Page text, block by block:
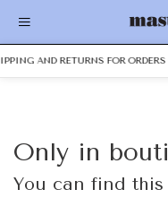
AND RETURNS FOR
Only in
You can find